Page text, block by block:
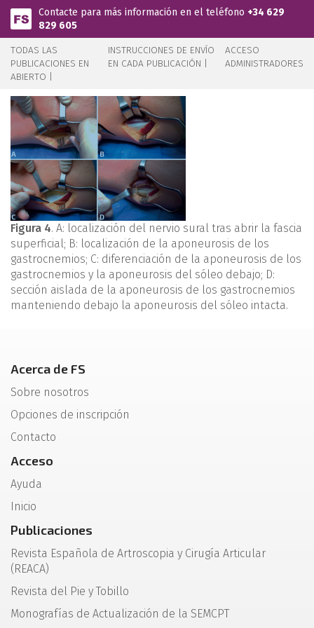
Pasar al contenido principal
Contacte para más información en el teléfono +34 629
829 605
TODAS LAS
PUBLICACIONES EN
ABIERTO |
INSTRUCCIONES DE ENVÍO
EN CADA PUBLICACIÓN |
ACCESO
ADMINISTRADORES
Figura 4. A: localización del nervio sural tras abrir la fascia
superficial; B: localización de la aponeurosis de los
gastrocnemios; C: diferenciación de la aponeurosis de los
gastrocnemios y la aponeurosis del sóleo debajo; D:
sección aislada de la aponeurosis de los gastrocnemios
manteniendo debajo la aponeurosis del sóleo intacta.
Acerca de FS
Sobre nosotros
Opciones de inscripción
Contacto
Acceso
Ayuda
Inicio
Publicaciones
Revista Española de Artroscopia y Cirugía Articular
(REACA)
Revista del Pie y Tobillo
Monografías de Actualización de la SEMCPT